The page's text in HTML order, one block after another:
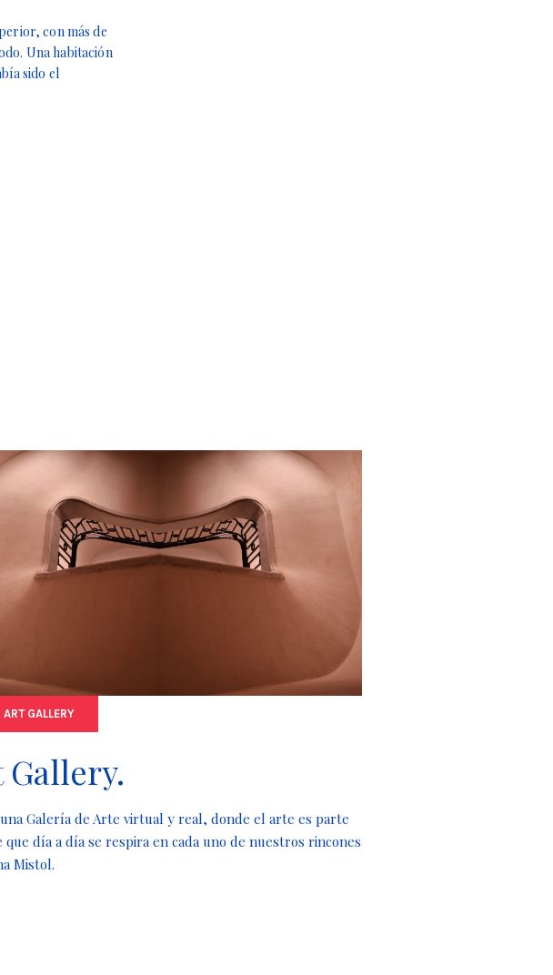
con más de
Una habitación
sido el
ART GALLERY
una Galería de Arte virtual y real, donde el arte es parte
que día a día se respira en cada uno de nuestros rincones
Mistol.